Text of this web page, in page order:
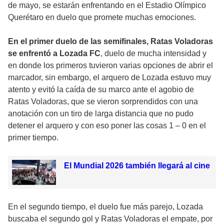
de mayo, se estarán enfrentando en el Estadio Olímpico
Querétaro en duelo que promete muchas emociones.
En el primer duelo de las semifinales, Ratas Voladoras
se enfrentó a Lozada FC, duelo de mucha intensidad y
en donde los primeros tuvieron varias opciones de abrir el
marcador, sin embargo, el arquero de Lozada estuvo muy
atento y evitó la caída de su marco ante el agobio de
Ratas Voladoras, que se vieron sorprendidos con una
anotación con un tiro de larga distancia que no pudo
detener el arquero y con eso poner las cosas 1 – 0 en el
primer tiempo.
El Mundial 2026 también llegará al cine
En el segundo tiempo, el duelo fue más parejo, Lozada
buscaba el segundo gol y Ratas Voladoras el empate, por